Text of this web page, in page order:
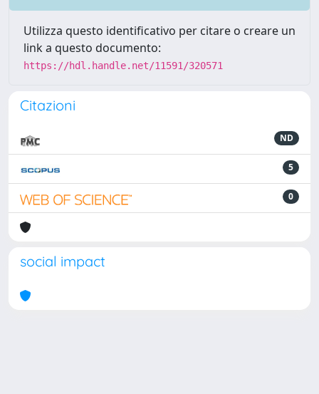
Utilizza questo identificativo per citare o creare un
link a questo documento:
https://hdl.handle.net/11591/320571
Citazioni
ND
5
0
social impact